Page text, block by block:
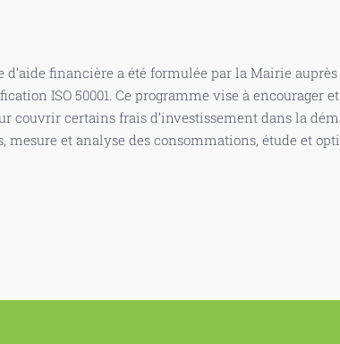
d’aide financière a été formulée par la Mairie
ISO 50001. Ce programme vise à
couvrir certains frais d’investissement dans la
mesure et analyse des consommations, étude et